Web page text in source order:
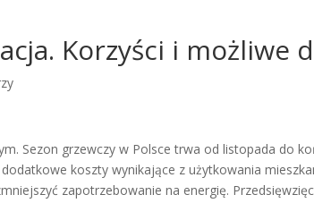
Korzyści i możliwe
Sezon grzewczy w Polsce trwa od listopada do
koszty wynikające z użytkowania
zapotrzebowanie na energię.